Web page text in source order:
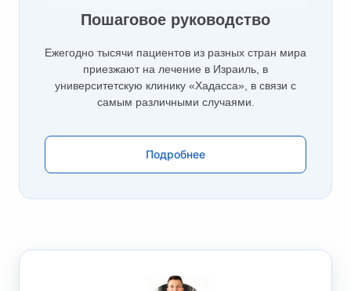
Пошаговое руководство
Ежегодно тысячи пациентов из разных стран мира
приезжают на лечение в Израиль, в
университетскую клинику «Хадасса», в связи с
самым различными случаями.
Подробнее